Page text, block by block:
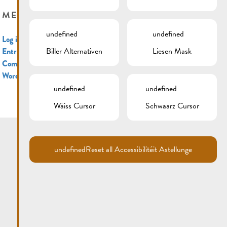
META
Log in
Entries feed
Comments feed
WordPress.org
undefined
Biller Alternativen
undefined
Liesen Mask
undefined
Wäiss Cursor
undefined
Schwaarz Cursor
undefinedReset all Accessibilitéit Astellunge